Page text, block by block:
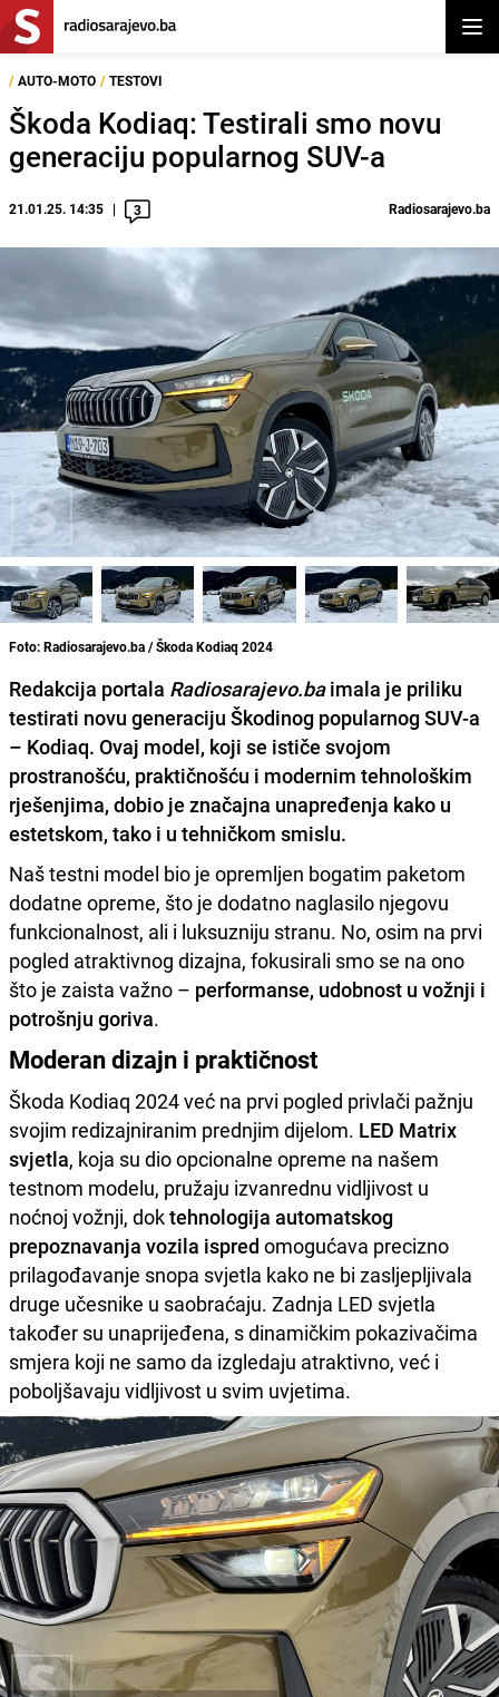
/ AUTO-MOTO / TESTOVI
Škoda Kodiaq: Testirali smo novu
generaciju popularnog SUV-a
21.01.25. 14:35 3 Radiosarajevo.ba
Foto: Radiosarajevo.ba / Škoda Kodiaq 2024
Redakcija portala Radiosarajevo.baimala je priliku
testirati novu generaciju Škodinog popularnog SUV-a
– Kodiaq. Ovaj model, koji se ističe svojom
prostranošću, praktičnošću i modernim tehnološkim
rješenjima, dobio je značajna unapređenja kako u
estetskom, tako i u tehničkom smislu.
Naš testni model bio je opremljen bogatim paketom
dodatne opreme, što je dodatno naglasilo njegovu
funkcionalnost, ali i luksuzniju stranu. No, osim na prvi
pogled atraktivnog dizajna, fokusirali smo se na ono
što je zaista važno – performanse, udobnost u vožnji i
potrošnju goriva.
Moderan dizajn i praktičnost
Škoda Kodiaq 2024 već na prvi pogled privlači pažnju
svojim redizajniranim prednjim dijelom. LED Matrix
svjetla, koja su dio opcionalne opreme na našem
testnom modelu, pružaju izvanrednu vidljivost u
noćnoj vožnji, doktehnologija automatskog
prepoznavanja vozila ispred omogućava precizno
prilagođavanje snopa svjetla kako ne bi zasljepljivala
druge učesnike u saobraćaju. Zadnja LED svjetla
također su unaprijeđena, s dinamičkim pokazivačima
smjera koji ne samo da izgledaju atraktivno, već i
poboljšavaju vidljivost u svim uvjetima.